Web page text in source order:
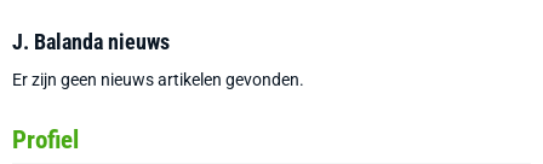
J. Balanda nieuws
Er zijn geen nieuws artikelen gevonden.
Profiel